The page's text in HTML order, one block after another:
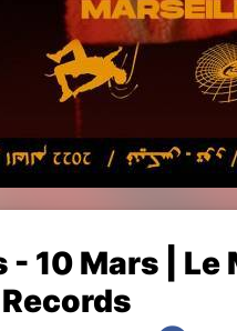
10 Mars | Le